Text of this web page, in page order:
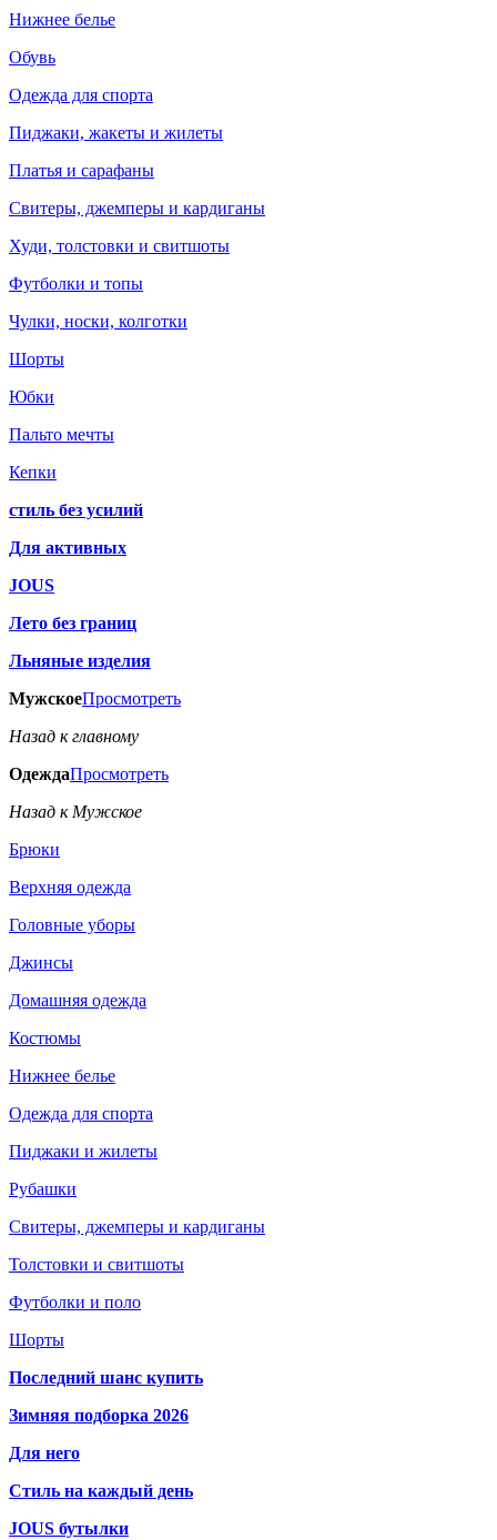
Нижнее белье
Обувь
Одежда для спорта
Пиджаки, жакеты и жилеты
Платья и сарафаны
Свитеры, джемперы и кардиганы
Худи, толстовки и свитшоты
Футболки и топы
Чулки, носки, колготки
Шорты
Юбки
Пальто мечты
Кепки
стиль без усилий
Для активных
JOUS
Лето без границ
Льняные изделия
МужскоеПросмотреть
Назад к главному
ОдеждаПросмотреть
Назад к Мужское
Брюки
Верхняя одежда
Головные уборы
Джинсы
Домашняя одежда
Костюмы
Нижнее белье
Одежда для спорта
Пиджаки и жилеты
Рубашки
Свитеры, джемперы и кардиганы
Толстовки и свитшоты
Футболки и поло
Шорты
Последний шанс купить
Зимняя подборка 2026
Для него
Стиль на каждый день
JOUS бутылки